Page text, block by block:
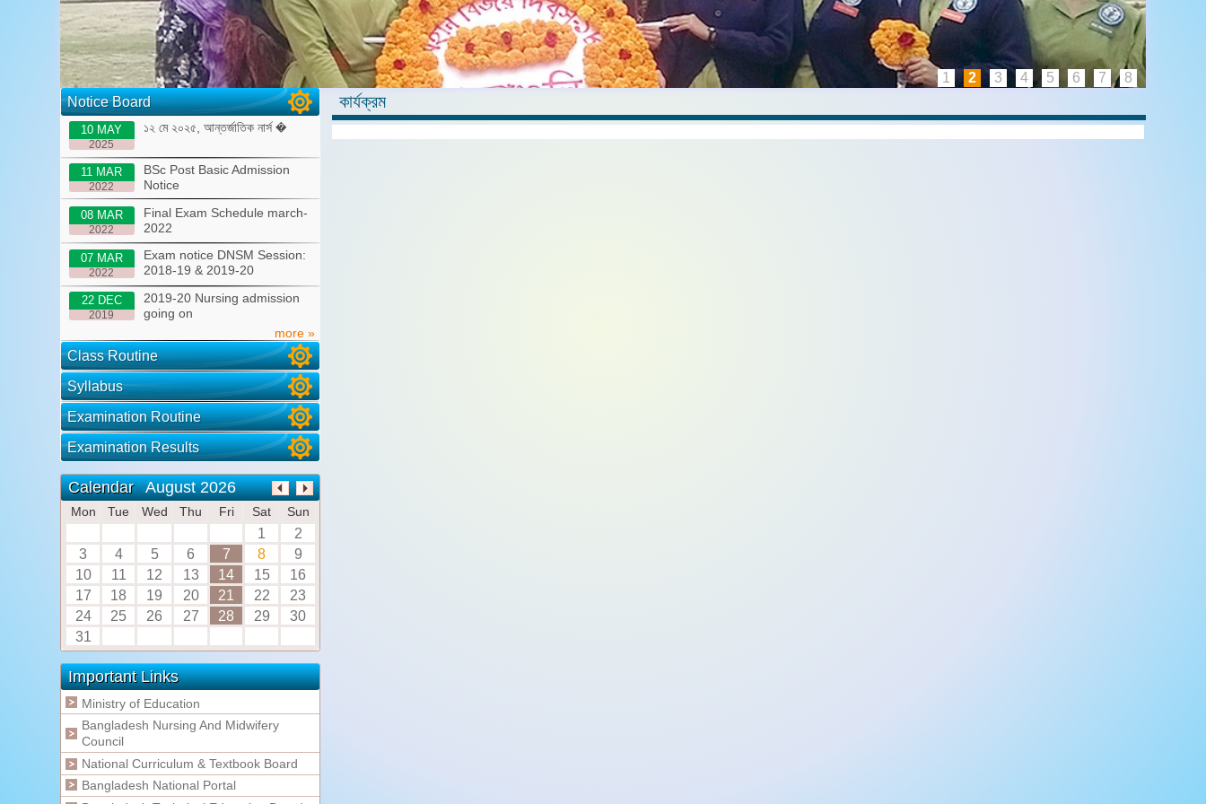
1 2 3 4 5 6 7 8
কার্যক্রম
Notice Board
10 MAY
2025
১২ মে ২০২৫, আন্তর্জাতিক নার্স �
11 MAR
2022
BSc Post Basic Admission
Notice
08 MAR
2022
Final Exam Schedule march-
2022
07 MAR
2022
Exam notice DNSM Session:
2018-19 & 2019-20
22 DEC
2019
2019-20 Nursing admission
going on
more »
Class Routine
Syllabus
Examination Routine
Examination Results
Calendar August 2026
Mon Tue Wed Thu Fri Sat Sun
1
2
3
4 5 6 7 8
9
10
11 12 13 14 15
16
17
18 19 20 21 22
23
24
25 26 27 28 29
30
31
Important Links
Ministry of Education
Bangladesh Nursing And Midwifery
Council
National Curriculum & Textbook Board
Bangladesh National Portal